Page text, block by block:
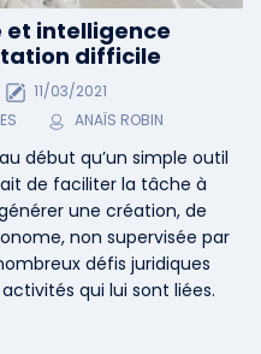
intelligence
difficile
11/03/2021
ANAÏS ROBIN
début qu’un simple outil
de faciliter la tâche à
une création, de
non supervisée par
défis juridiques
qui lui sont liées.